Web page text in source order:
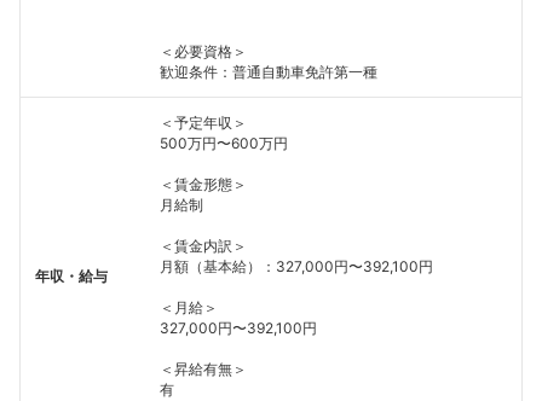
＜必要資格＞
歓迎条件：普通自動車免許第一種
年収・給与
＜予定年収＞
500万円〜600万円
＜賃金形態＞
月給制
＜賃金内訳＞
月額（基本給）：327,000円〜392,100円
＜月給＞
327,000円〜392,100円
＜昇給有無＞
有